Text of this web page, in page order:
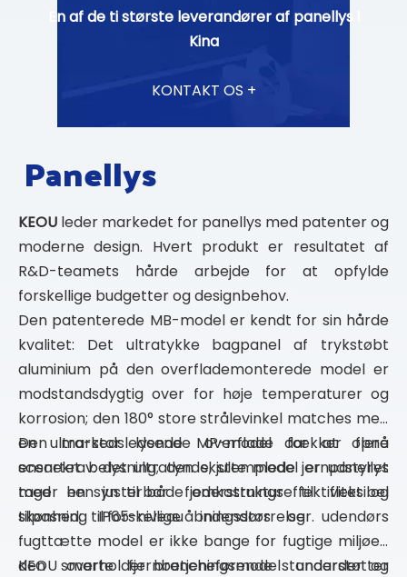
En af de ti største leverandører af panellys i
Kina
KONTAKT OS +
Panellys
KEOU leder markedet for panellys med patenter og
moderne design. Hvert produkt er resultatet af
R&D-teamets hårde arbejde for at opfylde
forskellige budgetter og designbehov.
Den patenterede MB-model er kendt for sin hårde
kvalitet: Det ultratykke bagpanel af trykstøbt
aluminium på den overflademonterede model er
modstandsdygtig over for høje temperaturer og
korrosion; den 180° store strålevinkel matches med
en ultra-stor lysende overflade for at opnå
ensartet belysning; den skjulte model er udstyret
med en justerbar fjederstruktur til fleksibel
tilpasning til forskellige åbningsstørrelser.
Den markedsledende MP-model dækker flere
scenekrav: det ultratynde, stemplede jernpanellys
tager hensyn til både omkostningseffektivitet og
skønhed; IP65-niveau indendørs og udendørs
fugttætte model er ikke bange for fugtige miljøer;
den smarte fjernbetjeningsmodel understøtter
KEOU overholder brancheførende standarder og